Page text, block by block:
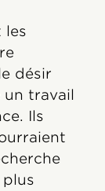
les
désir
un travail
Ils